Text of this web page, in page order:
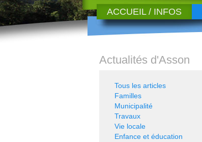
ACCUEIL / INFOS
Actualités d'Asson
Tous les articles
Familles
Municipalité
Travaux
Vie locale
Enfance et éducation